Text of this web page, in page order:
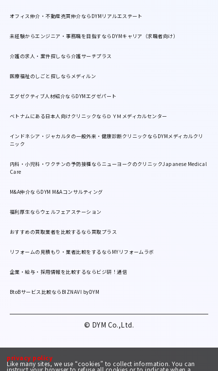
privacy policy
Like many sites, we use “cookies” to collect information. You can
instruct your browser to refuse all cookies or to indicate when a
オフィス仲介・不動産売買仲介ならDYMリアルエステート
未経験からエンジニア・事務職を目指すならDYMキャリア（求職者向け）
介護の求人・案件探しなら介護サーチプラス
医療福祉のしごと探しならメディルン
エグゼクティブ人材紹介ならDYMエグゼパート
ベトナムにある日本人向けクリニックならＤＹＭメディカルセンター
インドネシア・ジャカルタの一般外来・健康診断クリニックならDYMメディカルクリ
ニック
内科・小児科・ワクチンの予防接種ならニューヨークのクリニックJapanese Medical
Care
M&A仲介ならDYM M&Aコンサルティング
福利厚生ならウェルフェアステーション
おすすめの買取業者を比較するなら買取プラス
リフォームの見積もり・業者比較をするならMYリフォームラボ
企業・給与・採用情報を比較するならビジ研！通信
BtoBサービス比較ならBIZNAVI byDYM
© DYM Co.,Ltd.